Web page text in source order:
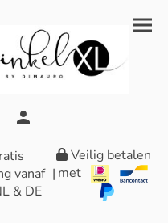
vanaf
& DE
|
Veilig betalen
met